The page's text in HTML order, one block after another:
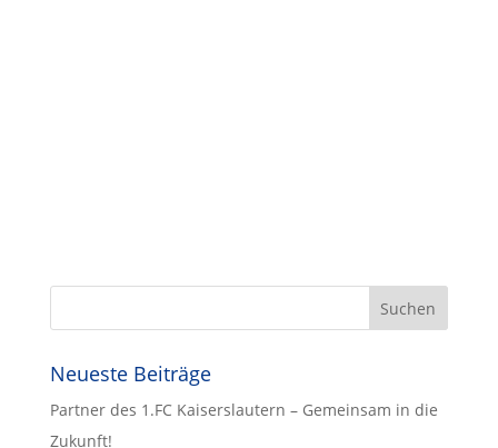
Neueste Beiträge
Partner des 1.FC Kaiserslautern – Gemeinsam in die
Zukunft!